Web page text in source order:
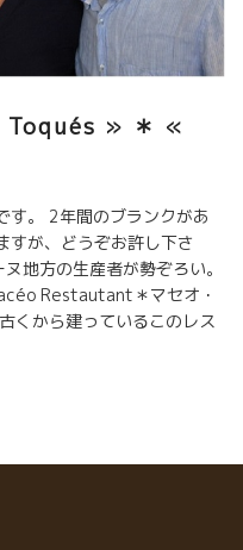
» ＊ «
す。 2年間のブランクがあ
すが、どうぞお許し下さ
地方の生産者が勢ぞろい。
Restautant＊マセオ・
くから建っているこのレス
力。 ゴージャスなインテ